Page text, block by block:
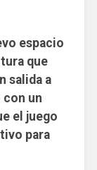
espacio
que
salida a
un
el juego
para